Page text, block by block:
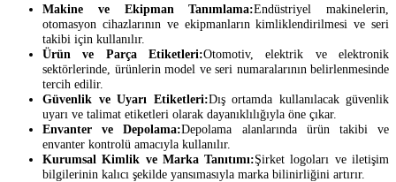
Makine ve Ekipman Tanımlama:Endüstriyel makinelerin,
otomasyon cihazlarının ve ekipmanların kimliklendirilmesi ve seri
takibi için kullanılır.
Ürün ve Parça Etiketleri:Otomotiv, elektrik ve elektronik
sektörlerinde, ürünlerin model ve seri numaralarının belirlenmesinde
tercih edilir.
Güvenlik ve Uyarı Etiketleri:Dış ortamda kullanılacak güvenlik
uyarı ve talimat etiketleri olarak dayanıklılığıyla öne çıkar.
Envanter ve Depolama:Depolama alanlarında ürün takibi ve
envanter kontrolü amacıyla kullanılır.
Kurumsal Kimlik ve Marka Tanıtımı:Şirket logoları ve iletişim
bilgilerinin kalıcı şekilde yansımasıyla marka bilinirliğini artırır.